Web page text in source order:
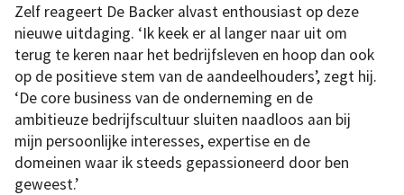
Zelf reageert De Backer alvast enthousiast op deze
nieuwe uitdaging. ‘Ik keek er al langer naar uit om
terug te keren naar het bedrijfsleven en hoop dan ook
op de positieve stem van de aandeelhouders’, zegt hij.
‘De core business van de onderneming en de
ambitieuze bedrijfscultuur sluiten naadloos aan bij
mijn persoonlijke interesses, expertise en de
domeinen waar ik steeds gepassioneerd door ben
geweest.’